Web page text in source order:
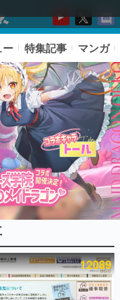
グ
ー 特集記事 マンガ
12089